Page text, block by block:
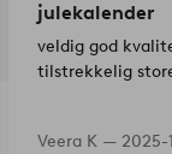
julekalender
veldig god
tilstrekkelig
Veera K — 2025-